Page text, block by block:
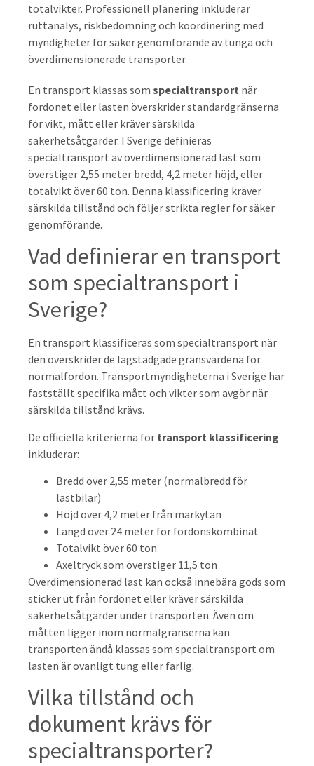
totalvikter. Professionell planering inkluderar
ruttanalys, riskbedömning och koordinering med
myndigheter för säker genomförande av tunga och
överdimensionerade transporter.
En transport klassas som specialtransport när
fordonet eller lasten överskrider standardgränserna
för vikt, mått eller kräver särskilda
säkerhetsåtgärder. I Sverige definieras
specialtransport av överdimensionerad last som
överstiger 2,55 meter bredd, 4,2 meter höjd, eller
totalvikt över 60 ton. Denna klassificering kräver
särskilda tillstånd och följer strikta regler för säker
genomförande.
Vad definierar en transport
som specialtransport i
Sverige?
En transport klassificeras som specialtransport när
den överskrider de lagstadgade gränsvärdena för
normalfordon. Transportmyndigheterna i Sverige har
fastställt specifika mått och vikter som avgör när
särskilda tillstånd krävs.
De officiella kriterierna för transport klassificering
inkluderar:
Bredd över 2,55 meter (normalbredd för
lastbilar)
Höjd över 4,2 meter från markytan
Längd över 24 meter för fordonskombinat
Totalvikt över 60 ton
Axeltryck som överstiger 11,5 ton
Överdimensionerad last kan också innebära gods som
sticker ut från fordonet eller kräver särskilda
säkerhetsåtgärder under transporten. Även om
måtten ligger inom normalgränserna kan
transporten ändå klassas som specialtransport om
lasten är ovanligt tung eller farlig.
Vilka tillstånd och
dokument krävs för
specialtransporter?